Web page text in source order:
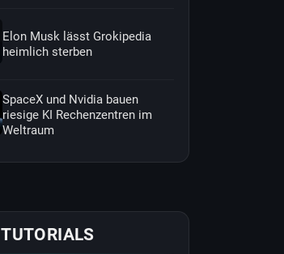
Elon Musk lässt Grokipedia
heimlich sterben
SpaceX und Nvidia bauen
riesige KI Rechenzentren im
Weltraum
TUTORIALS